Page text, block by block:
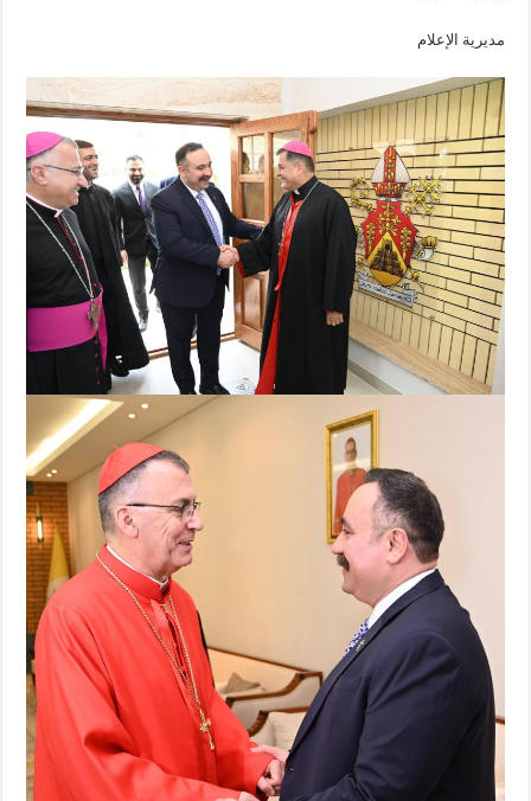
مديرية الإعلام